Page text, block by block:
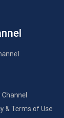
& Terms of Use